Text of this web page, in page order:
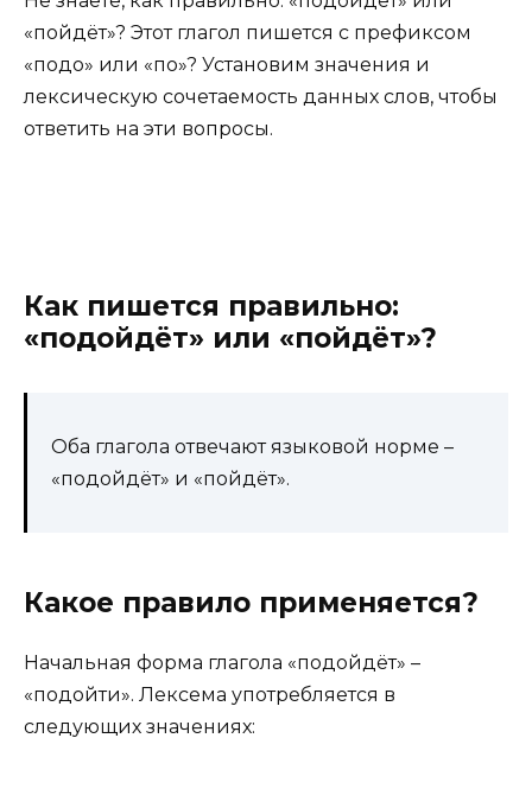
«пойдёт»? Этот глагол пишется с префиксом
«подо» или «по»? Установим значения и
лексическую сочетаемость данных слов, чтобы
ответить на эти вопросы.
Как пишется правильно:
«подойдёт» или «пойдёт»?
Оба глагола отвечают языковой норме –
«подойдёт» и «пойдёт».
Какое правило применяется?
Начальная форма глагола «подойдёт» –
«подойти». Лексема употребляется в
следующих значениях: